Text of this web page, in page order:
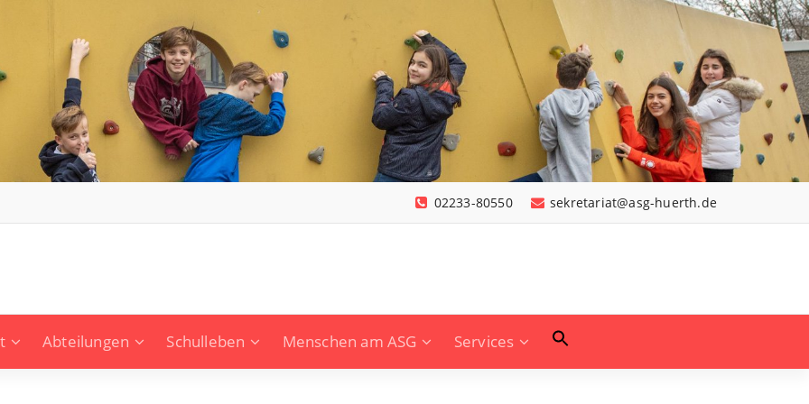
sekretariat@asg-huerth.de
02233-80550
Abteilungen Schulleben Menschen am ASG Services